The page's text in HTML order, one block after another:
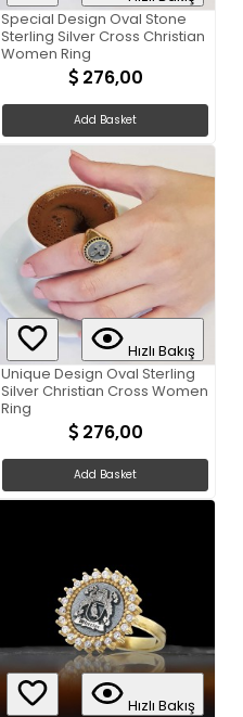
Special Design Oval Stone
Sterling Silver Cross Christian
Women Ring
276,00
Add Basket
Hızlı Bakış
Unique Design Oval Sterling
Silver Christian Cross Women
Ring
276,00
Add Basket
Hızlı Bakış